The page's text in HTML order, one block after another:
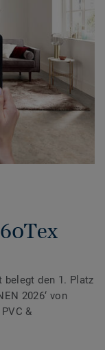
den 1. Platz
2026‘ von
&